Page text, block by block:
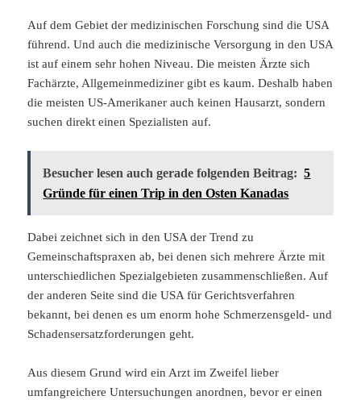
Auf dem Gebiet der medizinischen Forschung sind die USA
führend. Und auch die medizinische Versorgung in den USA
ist auf einem sehr hohen Niveau. Die meisten Ärzte sich
Fachärzte, Allgemeinmediziner gibt es kaum. Deshalb haben
die meisten US-Amerikaner auch keinen Hausarzt, sondern
suchen direkt einen Spezialisten auf.
Besucher lesen auch gerade folgenden Beitrag: 5
Gründe für einen Trip in den Osten Kanadas
Dabei zeichnet sich in den USA der Trend zu
Gemeinschaftspraxen ab, bei denen sich mehrere Ärzte mit
unterschiedlichen Spezialgebieten zusammenschließen. Auf
der anderen Seite sind die USA für Gerichtsverfahren
bekannt, bei denen es um enorm hohe Schmerzensgeld- und
Schadensersatzforderungen geht.
Aus diesem Grund wird ein Arzt im Zweifel lieber
umfangreichere Untersuchungen anordnen, bevor er einen